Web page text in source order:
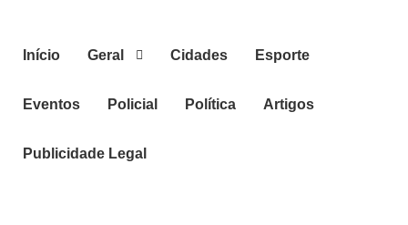
Início Geral Cidades Esporte
Eventos Policial Política Artigos
Publicidade Legal